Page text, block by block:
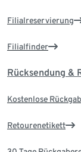
Filialreservierung
Filialfinder
Rücksendung &
Kostenlose
Retourenetikett